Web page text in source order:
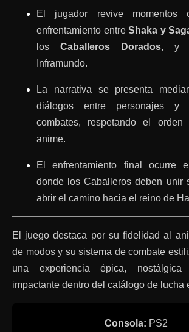
El jugador revive momentos
enfrentamiento entreShaka y
los Caballeros Dorados, y
Inframundo.
La narrativa se presenta
diálogos entre personajes y
combates, respetando el orden
anime.
El enfrentamiento final ocurre
donde los Caballeros deben unir
abrir el camino hacia el reino de
El juego destaca por su fidelidad al
de modos y su sistema de combate
una experiencia épica, nostálgica
impactante dentro del catálogo de lucha
Consola: PS2